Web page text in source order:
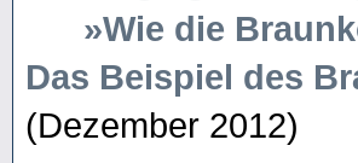
»Wie die
Das Beispiel des
(Dezember 2012)